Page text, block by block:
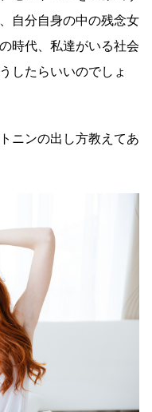
自分自身の中の残念女
時代、私達がいる社会
したらいいのでしょ
ニンの出し方教えてあ